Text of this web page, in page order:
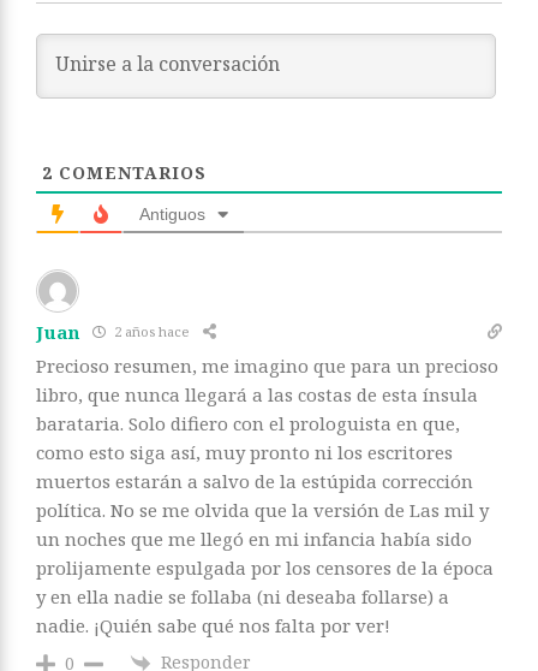
2 COMENTARIOS
Antiguos
Juan 2 años hace
Precioso resumen, me imagino que para un precioso
libro, que nunca llegará a las costas de esta ínsula
barataria. Solo difiero con el prologuista en que,
como esto siga así, muy pronto ni los escritores
muertos estarán a salvo de la estúpida corrección
política. No se me olvida que la versión de Las mil y
un noches que me llegó en mi infancia había sido
prolijamente espulgada por los censores de la época
y en ella nadie se follaba (ni deseaba follarse) a
nadie. ¡Quién sabe qué nos falta por ver!
0 Responder